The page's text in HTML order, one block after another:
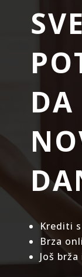
DA
Krediti
Brza
Još